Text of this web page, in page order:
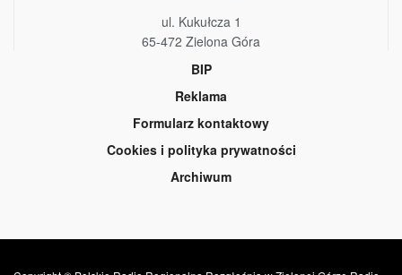
ul. Kukułcza 1
65-472 Zielona Góra
BIP
Reklama
Formularz kontaktowy
Cookies i polityka prywatności
Archiwum